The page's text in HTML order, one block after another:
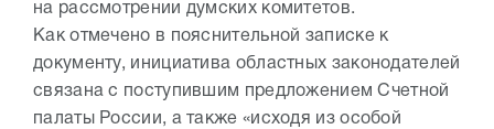
на рассмотрении думских комитетов.
Как отмечено в пояснительной записке к
документу, инициатива областных законодателей
связана с поступившим предложением Счетной
палаты России, а также «исходя из особой